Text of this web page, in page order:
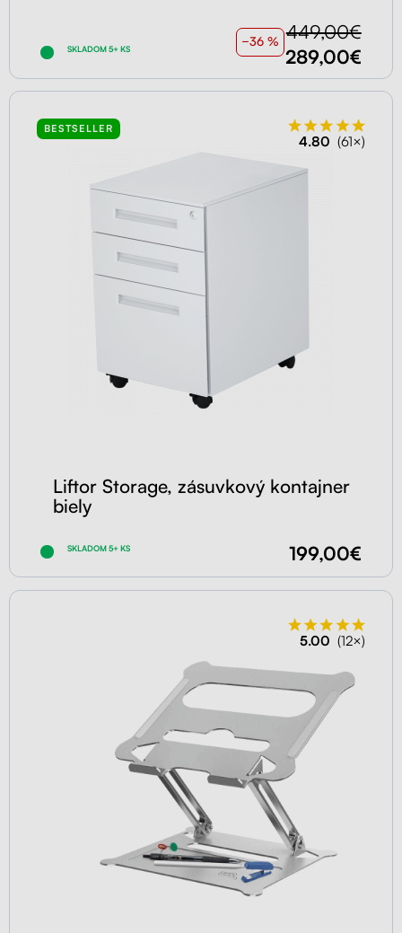
SKLADOM 5+ KS
−36 % 449,00€
289,00€
BESTSELLER
4.80 (61×)
Liftor Storage, zásuvkový kontajner
biely
SKLADOM 5+ KS 199,00€
5.00 (12×)